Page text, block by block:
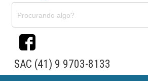
SAC (41) 9 9703-8133